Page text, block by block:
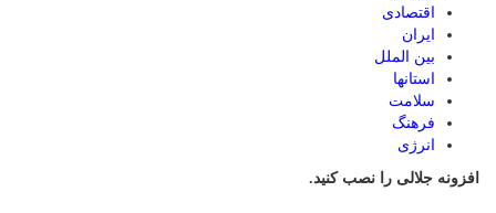
اقتصادی
ایران
بین الملل
استانها
سلامت
فرهنگ
انرژی
افزونه جلالی را نصب کنید.